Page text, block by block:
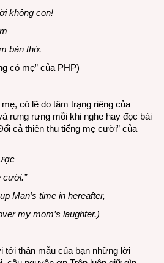
không con!
bàn thờ.
có mẹ” của PHP)
có lẽ do tâm trạng riêng của
rưng rưng mỗi khi nghe hay đọc bài
cả thiên thu tiếng mẹ cười” của
cười.”
Man’s time in hereafter,
my mom’s laughter.)
tới thân mẫu của bạn những lời